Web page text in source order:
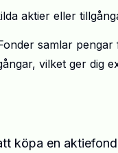
aktier eller
samlar
vilket ger dig
köpa en